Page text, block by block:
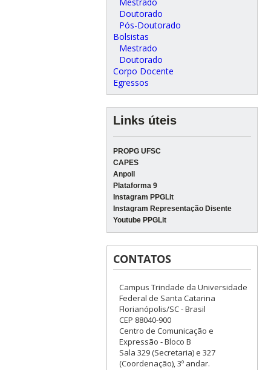
Doutorado
Pós-Doutorado
Bolsistas
Mestrado
Doutorado
Corpo Docente
Egressos
Links úteis
PROPG UFSC
CAPES
Anpoll
Plataforma 9
Instagram PPGLit
Instagram Representação Disente
Youtube PPGLit
CONTATOS
Campus Trindade da Universidade
Federal de Santa Catarina
Florianópolis/SC - Brasil
CEP 88040-900
Centro de Comunicação e
Expressão - Bloco B
Sala 329 (Secretaria) e 327
(Coordenação), 3º andar.